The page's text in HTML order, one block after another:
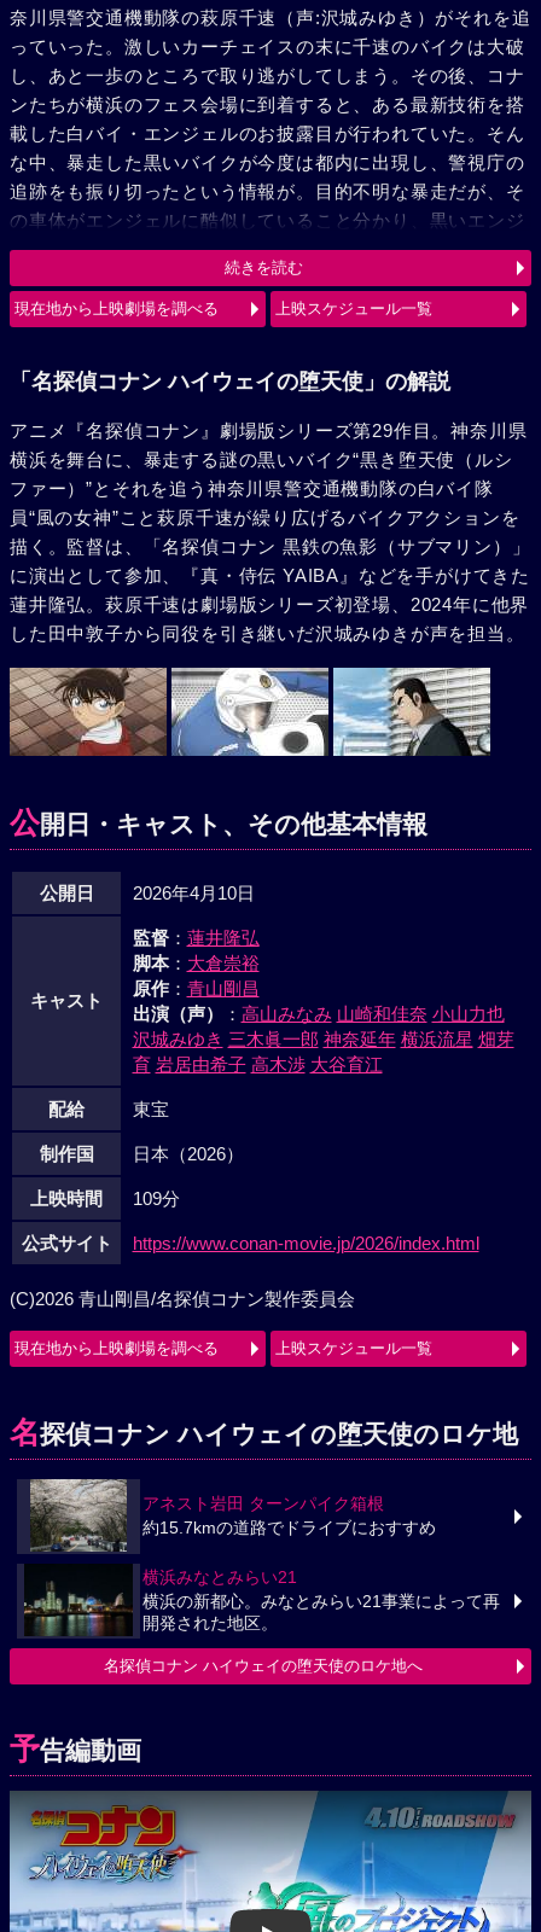
奈川県警交通機動隊の萩原千速（声:沢城みゆき）がそれを追
っていった。激しいカーチェイスの末に千速のバイクは大破
し、あと一歩のところで取り逃がしてしまう。その後、コナ
ンたちが横浜のフェス会場に到着すると、ある最新技術を搭
載した白バイ・エンジェルのお披露目が行われていた。そん
な中、暴走した黒いバイクが今度は都内に出現し、警視庁の
追跡をも振り切ったという情報が。目的不明な暴走だが、そ
の車体がエンジェルに酷似していること分かり、黒いエンジ
ェル“ルシファー”と呼び、追跡を続ける。弟の萩原研二（声:
三木眞一郎）とその同期・松田陣平（声:神奈延年）との記憶
が脳裏によぎる千速。風の女神（エンジェル）VS 黒き堕天
続きを読む
現在地から上映劇場を調べる 上映スケジュール一覧
「名探偵コナン ハイウェイの堕天使」の解説
アニメ『名探偵コナン』劇場版シリーズ第29作目。神奈川県
横浜を舞台に、暴走する謎の黒いバイク“黒き堕天使（ルシ
ファー）”とそれを追う神奈川県警交通機動隊の白バイ隊
員“風の女神”こと萩原千速が繰り広げるバイクアクションを
描く。監督は、「名探偵コナン 黒鉄の魚影（サブマリン）」
に演出として参加、『真・侍伝 YAIBA』などを手がけてきた
蓮井隆弘。萩原千速は劇場版シリーズ初登場、2024年に他界
した田中敦子から同役を引き継いだ沢城みゆきが声を担当。
公開日・キャスト、その他基本情報
公開日 2026年4月10日
キャスト
監督： 蓮井隆弘
脚本： 大倉崇裕
原作： 青山剛昌
出演（声）
： 高山みなみ 山崎和佳奈 小山力也
沢城みゆき 三木眞一郎 神奈延年 横浜流星 畑芽
育 岩居由希子 高木渉 大谷育江
配給 東宝
制作国 日本（2026）
上映時間 109分
公式サイト https://www.conan-movie.jp/2026/index.html
(C)2026 青山剛昌/名探偵コナン製作委員会
現在地から上映劇場を調べる 上映スケジュール一覧
名探偵コナン ハイウェイの堕天使のロケ地
アネスト岩田 ターンパイク箱根
約15.7kmの道路でドライブにおすすめ
横浜みなとみらい21
横浜の新都心。みなとみらい21事業によって再
開発された地区。
名探偵コナン ハイウェイの堕天使のロケ地へ
予告編動画